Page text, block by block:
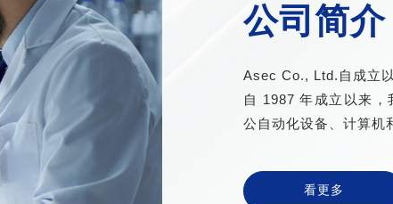
公司简介
Asec Co., Ltd.自成立
自 1987 年成立以来
公自动化设备、计算机
看更多